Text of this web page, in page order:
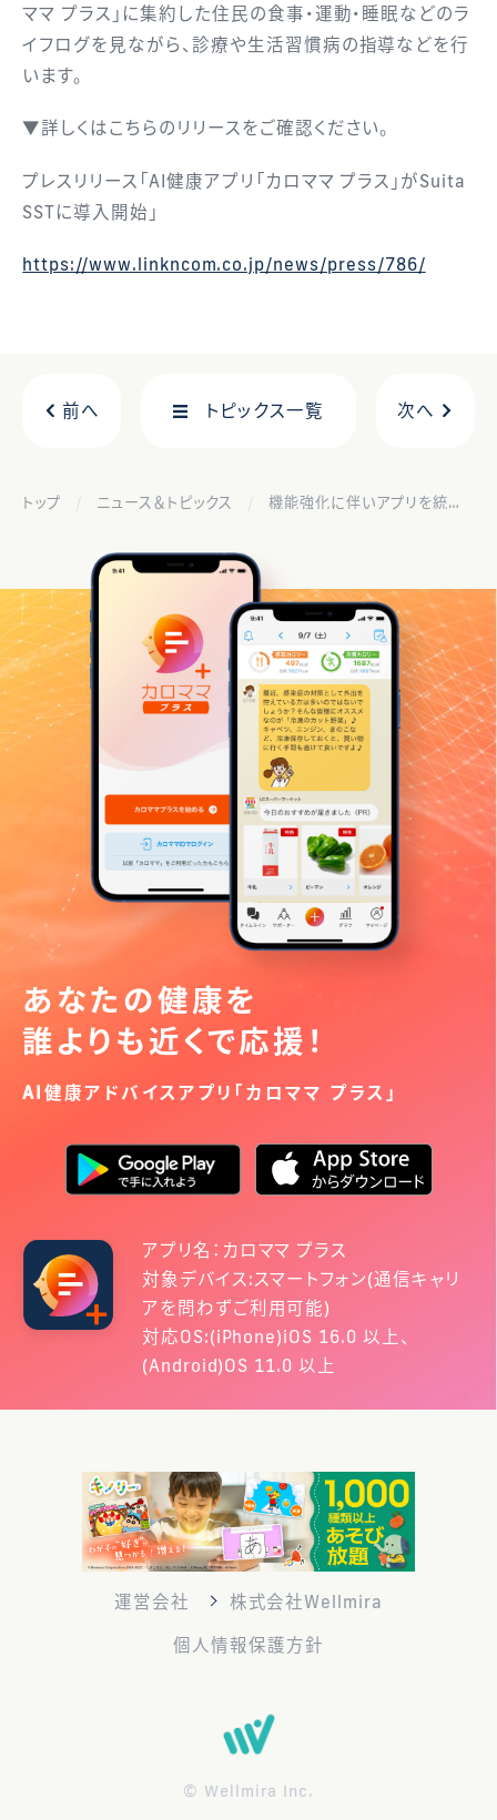
ママ プラス」に集約した住民の食事・運動・睡眠などのラ
イフログを見ながら、診療や生活習慣病の指導などを行
います。
▼詳しくはこちらのリリースをご確認ください。
プレスリリース「AI健康アプリ「カロママ プラス」がSuita
SSTに導入開始」
https://www.linkncom.co.jp/news/press/786/
前へ トピックス一覧 次へ
トップ ニュース＆トピックス 機能強化に伴いアプリを統合、PHR管理から健康サービスまで一気通貫で提供開始
あなたの健康を
誰よりも近くで応援！
AI健康アドバイスアプリ「カロママ プラス」
アプリ名：カロママ プラス
対象デバイス:スマートフォン(通信キャリ
アを問わずご利用可能)
対応OS:(iPhone)iOS 16.0 以上、
(Android)OS 11.0 以上
運営会社
株式会社Wellmira
個人情報保護方針
© Wellmira Inc.